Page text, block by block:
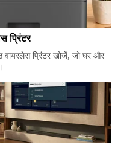
प्रिंटर
वायरलेस प्रिंटर खोजें, जो घर और